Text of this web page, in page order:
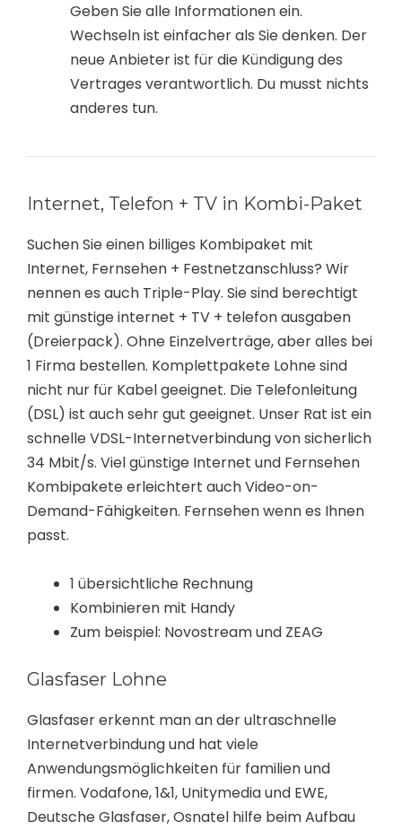
Geben Sie alle Informationen ein.
Wechseln ist einfacher als Sie denken. Der
neue Anbieter ist für die Kündigung des
Vertrages verantwortlich. Du musst nichts
anderes tun.
Internet, Telefon + TV in Kombi-Paket
Suchen Sie einen billiges Kombipaket mit
Internet, Fernsehen + Festnetzanschluss? Wir
nennen es auch Triple-Play. Sie sind berechtigt
mit günstige internet + TV + telefon ausgaben
(Dreierpack). Ohne Einzelverträge, aber alles bei
1 Firma bestellen. Komplettpakete Lohne sind
nicht nur für Kabel geeignet. Die Telefonleitung
(DSL) ist auch sehr gut geeignet. Unser Rat ist ein
schnelle VDSL-Internetverbindung von sicherlich
34 Mbit/s. Viel günstige Internet und Fernsehen
Kombipakete erleichtert auch Video-on-
Demand-Fähigkeiten. Fernsehen wenn es Ihnen
passt.
1 übersichtliche Rechnung
Kombinieren mit Handy
Zum beispiel: Novostream und ZEAG
Glasfaser Lohne
Glasfaser erkennt man an der ultraschnelle
Internetverbindung und hat viele
Anwendungsmöglichkeiten für familien und
firmen. Vodafone, 1&1, Unitymedia und EWE,
Deutsche Glasfaser, Osnatel hilfe beim Aufbau